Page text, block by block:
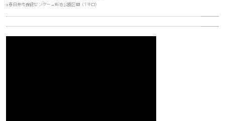
○春日井市保健センター→新池公園区間（1キロ）